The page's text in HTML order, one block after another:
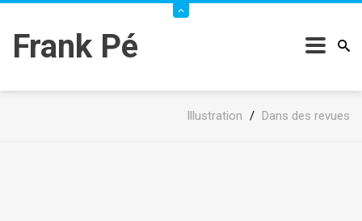
Frank Pé
Illustration / Dans des revues